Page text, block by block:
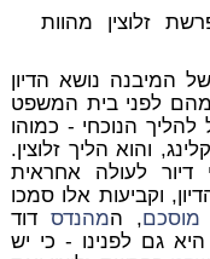
זלוצין מהוות
המיבנה נושא הדיון
מהם לפני בית המשפט
הנוכחי - כמוהו
והוא הליך זלוצין.
דיור לעולה אחראית
וקביעות אלו סמכו
מוסכם, המהנדס דוד
גם לפנינו - כי יש